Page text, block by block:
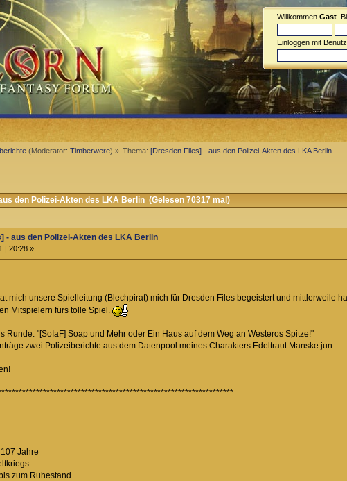
Willkommen Gast .
Einloggen mit
(Moderator:Timberwere) » Thema:[Dresden Files] - aus den Polizei-Akten des LKA Berlin
den Polizei-Akten des LKA Berlin (Gelesen 70317 mal)
- aus den Polizei-Akten des LKA Berlin
| 20:28 »
mich unsere Spielleitung (Blechpirat) mich für Dresden Files begeistert und mittlerweile
Mitspielern fürs tolle Spiel.
Runde: "[SoIaF] Soap und Mehr oder Ein Haus auf dem Weg an Westeros Spitze!"
zwei Polizeiberichte aus dem Datenpool meines Charakters Edeltraut Manske jun. .
Jahre
zum Ruhestand